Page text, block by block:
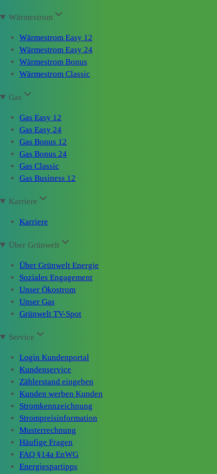
Wärmestrom
Wärmestrom Easy 12
Wärmestrom Easy 24
Wärmestrom Bonus
Wärmestrom Classic
Gas
Gas Easy 12
Gas Easy 24
Gas Bonus 12
Gas Bonus 24
Gas Classic
Gas Business 12
Karriere
Karriere
Über Grünwelt
Über Grünwelt Energie
Soziales Engagement
Unser Ökostrom
Unser Gas
Grünwelt TV-Spot
Service
Login Kundenportal
Kundenservice
Zählerstand eingeben
Kunden werben Kunden
Stromkennzeichnung
Strompreisinformation
Musterrechnung
Häufige Fragen
FAQ §14a EnWG
Energiespartipps